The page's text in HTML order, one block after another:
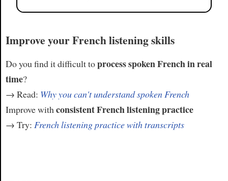
Improve your French listening skills
Do you find it difficult toprocess spoken French in real
time?
→ Read: Why you can't understand spoken French
Improve withconsistent French listening practice
→ Try: French listening practice with transcripts